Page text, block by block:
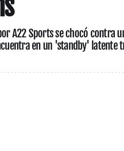
A22 Sports se chocó contra
en un 'standby' latente